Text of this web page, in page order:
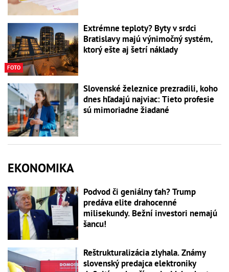
FOTO
Extrémne teploty? Byty v srdci
Bratislavy majú výnimočný systém,
ktorý ešte aj šetrí náklady
Slovenské železnice prezradili, koho
dnes hľadajú najviac: Tieto profesie
sú mimoriadne žiadané
EKONOMIKA
Podvod či geniálny ťah? Trump
predáva elite drahocenné
milisekundy. Bežní investori nemajú
šancu!
Reštrukturalizácia zlyhala. Známy
slovenský predajca elektroniky